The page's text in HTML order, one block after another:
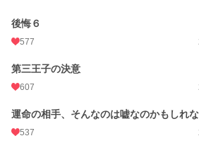
後悔６
577
第三王子の決意
607
運命の相手、そんなのは嘘なのかもしれ
537